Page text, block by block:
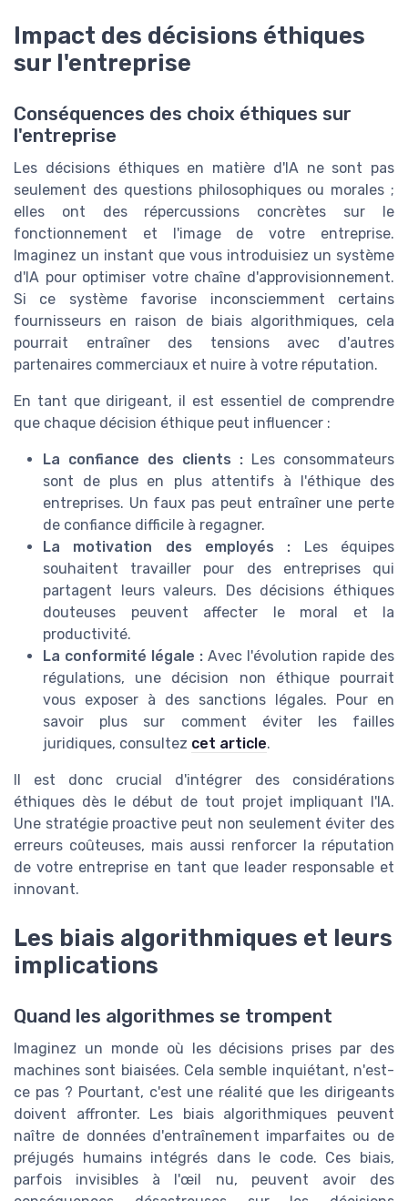
Impact des décisions éthiques
sur l'entreprise
Conséquences des choix éthiques sur
l'entreprise
Les décisions éthiques en matière d'IA ne sont pas
seulement des questions philosophiques ou morales ;
elles ont des répercussions concrètes sur le
fonctionnement et l'image de votre entreprise.
Imaginez un instant que vous introduisiez un système
d'IA pour optimiser votre chaîne d'approvisionnement.
Si ce système favorise inconsciemment certains
fournisseurs en raison de biais algorithmiques, cela
pourrait entraîner des tensions avec d'autres
partenaires commerciaux et nuire à votre réputation.
En tant que dirigeant, il est essentiel de comprendre
que chaque décision éthique peut influencer :
La confiance des clients : Les consommateurs
sont de plus en plus attentifs à l'éthique des
entreprises. Un faux pas peut entraîner une perte
de confiance difficile à regagner.
La motivation des employés : Les équipes
souhaitent travailler pour des entreprises qui
partagent leurs valeurs. Des décisions éthiques
douteuses peuvent affecter le moral et la
productivité.
La conformité légale : Avec l'évolution rapide des
régulations, une décision non éthique pourrait
vous exposer à des sanctions légales. Pour en
savoir plus sur comment éviter les failles
juridiques, consultez cet article.
Il est donc crucial d'intégrer des considérations
éthiques dès le début de tout projet impliquant l'IA.
Une stratégie proactive peut non seulement éviter des
erreurs coûteuses, mais aussi renforcer la réputation
de votre entreprise en tant que leader responsable et
innovant.
Les biais algorithmiques et leurs
implications
Quand les algorithmes se trompent
Imaginez un monde où les décisions prises par des
machines sont biaisées. Cela semble inquiétant, n'est-
ce pas ? Pourtant, c'est une réalité que les dirigeants
doivent affronter. Les biais algorithmiques peuvent
naître de données d'entraînement imparfaites ou de
préjugés humains intégrés dans le code. Ces biais,
parfois invisibles à l'œil nu, peuvent avoir des